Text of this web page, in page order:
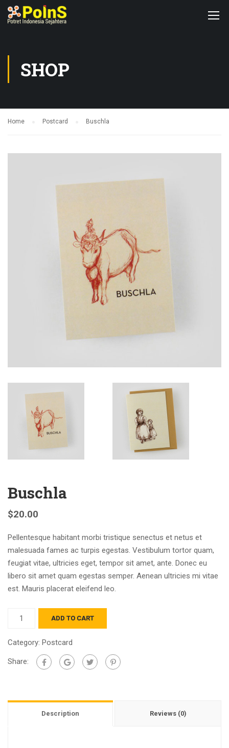
SHOP
Home Postcard Buschla
Buschla
$20.00
Pellentesque habitant morbi tristique senectus et netus et
malesuada fames ac turpis egestas. Vestibulum tortor quam,
feugiat vitae, ultricies eget, tempor sit amet, ante. Donec eu
libero sit amet quam egestas semper. Aenean ultricies mi vitae
est. Mauris placerat eleifend leo.
ADD TO CART
Category: Postcard
Share:
Description Reviews (0)